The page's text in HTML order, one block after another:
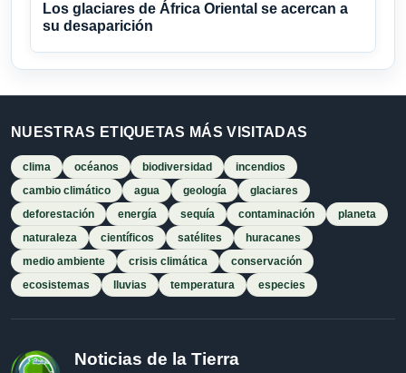
Los glaciares de África Oriental se acercan a
su desaparición
NUESTRAS ETIQUETAS MÁS VISITADAS
clima océanos biodiversidad
incendios
cambio climático
agua geología
glaciares
deforestación
energía sequía contaminación
planeta
naturaleza
científicos satélites
huracanes
medio ambiente
crisis climática
conservación
ecosistemas
lluvias temperatura especies
Noticias de la Tierra